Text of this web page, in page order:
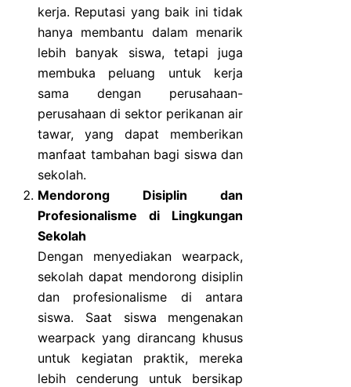
kerja. Reputasi yang baik ini tidak
hanya membantu dalam menarik
lebih banyak siswa, tetapi juga
membuka peluang untuk kerja
sama dengan perusahaan-
perusahaan di sektor perikanan air
tawar, yang dapat memberikan
manfaat tambahan bagi siswa dan
sekolah.
Mendorong Disiplin dan
Profesionalisme di Lingkungan
Sekolah
Dengan menyediakan wearpack,
sekolah dapat mendorong disiplin
dan profesionalisme di antara
siswa. Saat siswa mengenakan
wearpack yang dirancang khusus
untuk kegiatan praktik, mereka
lebih cenderung untuk bersikap